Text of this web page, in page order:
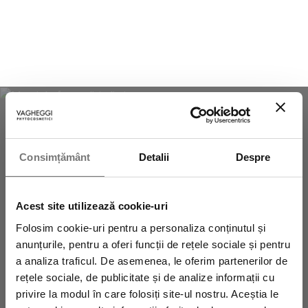
Consimțământ Detalii Despre
Acest site utilizează cookie-uri
Folosim cookie-uri pentru a personaliza conținutul și
anunțurile, pentru a oferi funcții de rețele sociale și pentru
a analiza traficul. De asemenea, le oferim partenerilor de
rețele sociale, de publicitate și de analize informații cu
privire la modul în care folosiți site-ul nostru. Aceștia le
NEWSLETTER
Abonează-te la newsletter pentru a fi la
curent cu toate promoțiile Vagheggi! Vei primi
imediat uncod de reducere de 10% și
transport gratuitpe care să-l folosești la